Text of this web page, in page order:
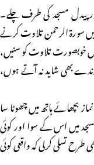
پیدل مسجد کی طرف چلے۔
سورۃ الرحمن تلاوت کرنے
اس خوبصورت تلاوت کو سنیں،
بھی شاید نہ آتے ہوں،
بچھائے ہاتھ میں چھوٹا سا
میں اس کے سوا اور کوئی
تسلی کرلی کہ واقعی کوئی